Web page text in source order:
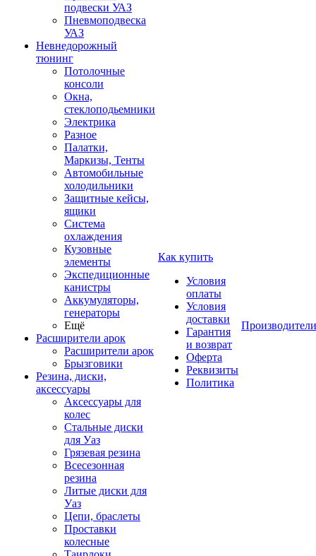
подвески УАЗ
Пневмоподвеска
УАЗ
Невнедорожный
тюнинг
Потолочные
консоли
Окна,
стеклоподьемники
Электрика
Разное
Палатки,
Маркизы, Тенты
Автомобильные
холодильники
Защитные кейсы,
ящики
Система
охлаждения
Кузовные
элементы
Экспедиционные
канистры
Аккумуляторы,
генераторы
Ещё
Расширители арок
Расширители арок
Брызговики
Резина, диски,
аксессуары
Аксессуары для
колес
Стальные диски
для Уаз
Грязевая резина
Всесезонная
резина
Литые диски для
Уаз
Цепи, браслеты
Проставки
колесные
Как купить
Условия
оплаты
Условия
доставки
Гарантия
и возврат
Оферта
Реквизиты
Политика
Производители